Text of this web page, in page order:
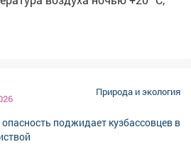
области объявлено
и 6 августа местами
грозы, ливни и град,
от прогулок в паркахиз-за
сообщает Om1
жара +31°C,небо
не предвидится, скорость
Природа и экология